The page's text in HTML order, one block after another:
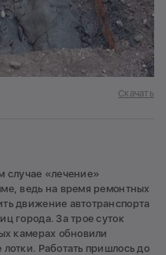
Скачать
случае «лечение»
ведь на время ремонтных
движение автотранспорта
города. За трое суток
камерах обновили
Работать пришлось до